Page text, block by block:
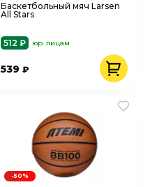
Баскетбольный мяч Larsen
All Stars
512 ₽ юр. лицам
539₽
-50%